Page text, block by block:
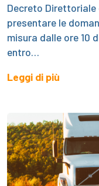
Decreto
presentare le
misura dalle ore 10
entro…
Leggi di più